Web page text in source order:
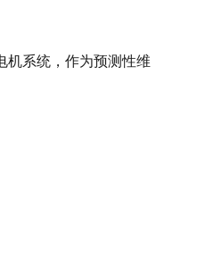
机系统，作为预测性维